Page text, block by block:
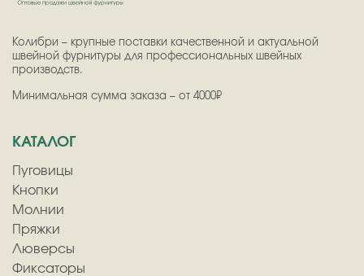
Колибри – крупные поставки качественной и актуальной
швейной фурнитуры для профессиональных швейных
производств.
Минимальная сумма заказа – от 4000₽
КАТАЛОГ
Пуговицы
Кнопки
Молнии
Пряжки
Люверсы
Фиксаторы